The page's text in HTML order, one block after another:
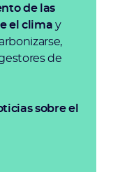
de las
el clima y
de
sobre el